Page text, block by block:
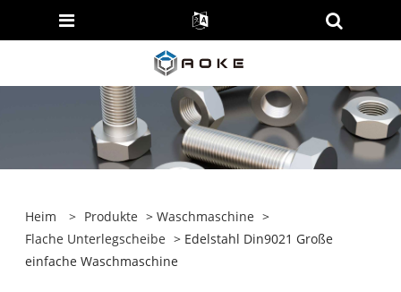
Heim > Produkte >Waschmaschine >
Flache Unterlegscheibe > Edelstahl Din9021 Große
einfache Waschmaschine